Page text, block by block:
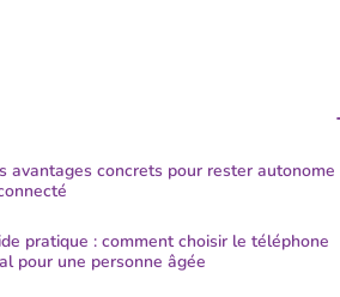
avantages concrets pour rester autonome
pratique : comment choisir le téléphone
pour une personne âgée